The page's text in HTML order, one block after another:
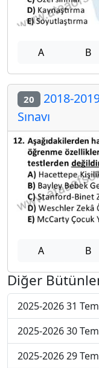
A B
20 2018-
Sınavı
A B
Diğer
2025-2026 31
2025-2026 30
2025-2026 29